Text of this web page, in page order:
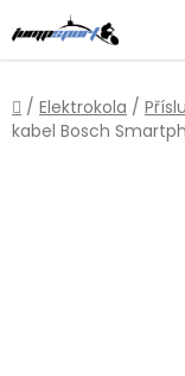
na
obsah
Domů
/ Elektrokola /
kabel Bosch